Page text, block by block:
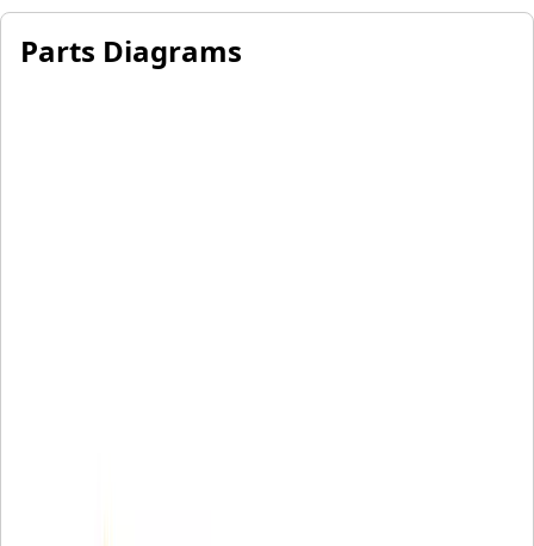
Parts Diagrams